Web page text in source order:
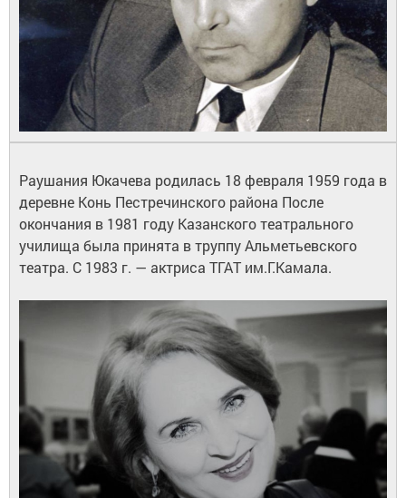
Раушания Юкачева родилась 18 февраля 1959 года в
деревне Конь Пестречинского района После
окончания в 1981 году Казанского театрального
училища была принята в труппу Альметьевского
театра. С 1983 г. — актриса ТГАТ им.Г.Камала.